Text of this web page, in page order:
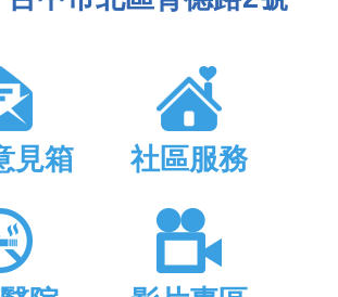
見箱 社區服務